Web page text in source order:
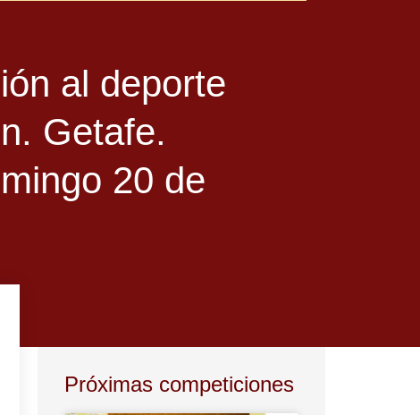
al deporte
Getafe.
20 de
Próximas competiciones